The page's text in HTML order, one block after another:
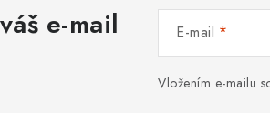
e-mail E-mail
Vložením e-mailu